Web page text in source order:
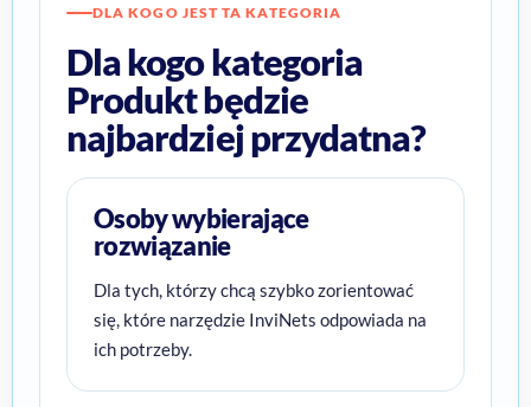
DLA KOGO JEST TA KATEGORIA
Dla kogo kategoria
Produkt będzie
najbardziej przydatna?
Osoby wybierające
rozwiązanie
Dla tych, którzy chcą szybko zorientować
się, które narzędzie InviNets odpowiada na
ich potrzeby.